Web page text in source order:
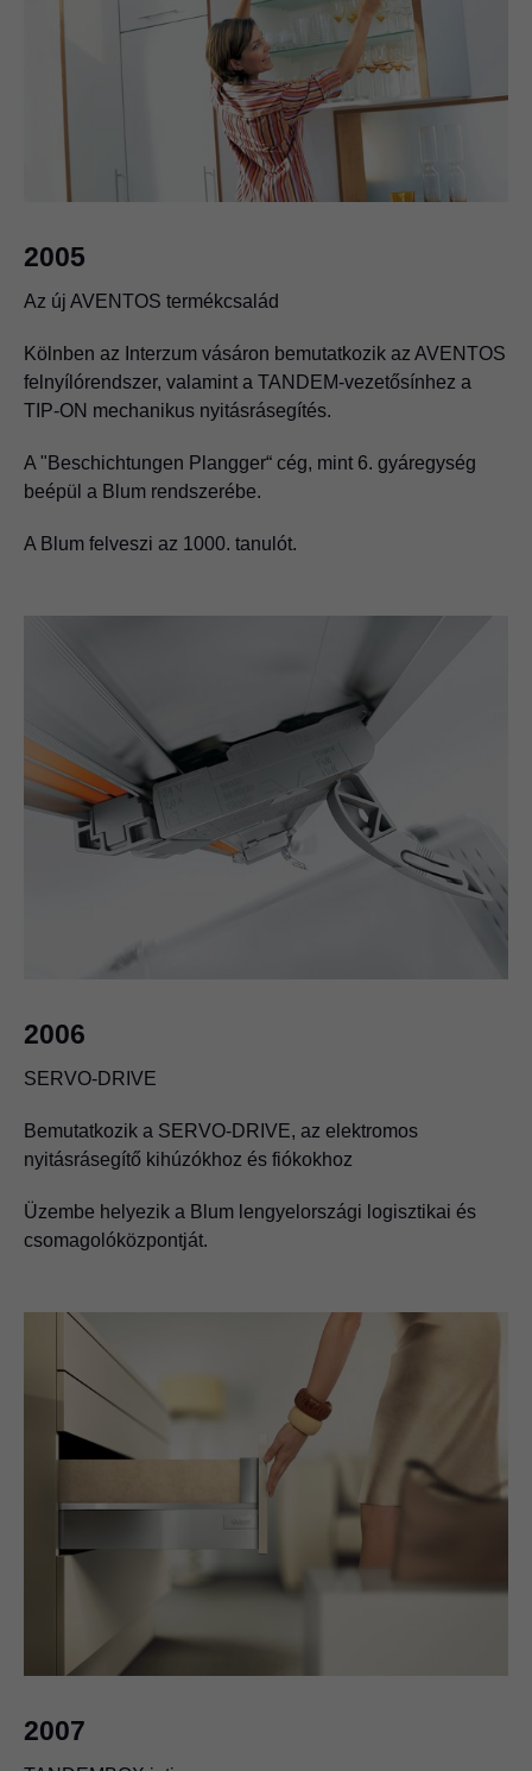
A Blum bemutatja a szerszám nélkül szerelhető CLIP-
kivetőpántot. A Blum első nyilvános megjelenése a kölni
vezető nemzetközi vásáron, az Interzum-on.
Elindul a METABOX fiókrendszer gyártása.
1989
Globális vevőhaszon
2005
Az új AVENTOS termékcsalád
Kölnben az Interzum vásáron bemutatkozik az AVENTOS
felnyílórendszer, valamint a TANDEM-vezetősínhez a
TIP-ON mechanikus nyitásrásegítés.
A "Beschichtungen Plangger“ cég, mint 6. gyáregység
beépül a Blum rendszerébe.
A Blum felveszi az 1000. tanulót.
2006
SERVO-DRIVE
Bemutatkozik a SERVO-DRIVE, az elektromos
nyitásrásegítő kihúzókhoz és fiókokhoz
Üzembe helyezik a Blum lengyelországi logisztikai és
csomagolóközpontját.
2007